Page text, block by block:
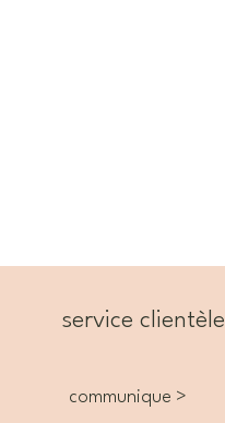
service clientèle
communique >